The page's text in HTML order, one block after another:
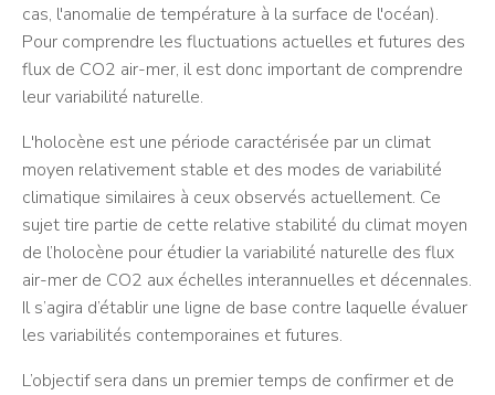
cas, l'anomalie de température à la surface de l'océan).
Pour comprendre les fluctuations actuelles et futures des
flux de CO2 air-mer, il est donc important de comprendre
leur variabilité naturelle.
L'holocène est une période caractérisée par un climat
moyen relativement stable et des modes de variabilité
climatique similaires à ceux observés actuellement. Ce
sujet tire partie de cette relative stabilité du climat moyen
de l’holocène pour étudier la variabilité naturelle des flux
air-mer de CO2 aux échelles interannuelles et décennales.
Il s’agira d’établir une ligne de base contre laquelle évaluer
les variabilités contemporaines et futures.
L’objectif sera dans un premier temps de confirmer et de